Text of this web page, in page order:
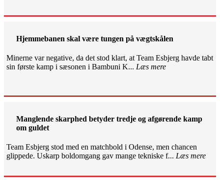
Hjemmebanen skal være tungen på vægtskålen
Minerne var negative, da det stod klart, at Team Esbjerg havde tabt
sin første kamp i sæsonen i Bambuni K... Læs mere
Manglende skarphed betyder tredje og afgørende kamp
om guldet
Team Esbjerg stod med en matchbold i Odense, men chancen
glippede. Uskarp boldomgang gav mange tekniske f... Læs mere